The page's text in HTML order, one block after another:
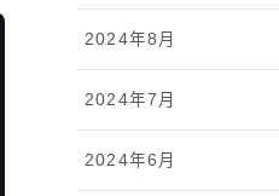
2024年8月
2024年7月
2024年6月